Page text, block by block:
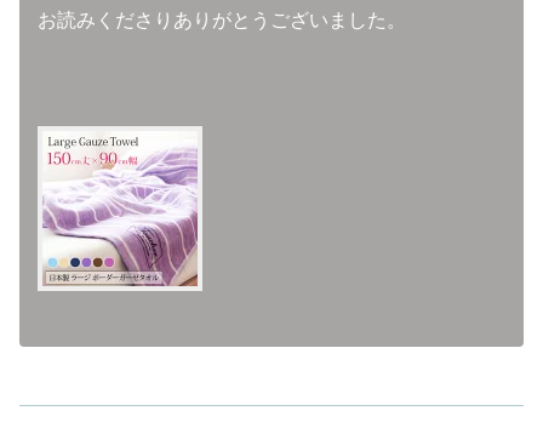
お読みくださりありがとうございました。